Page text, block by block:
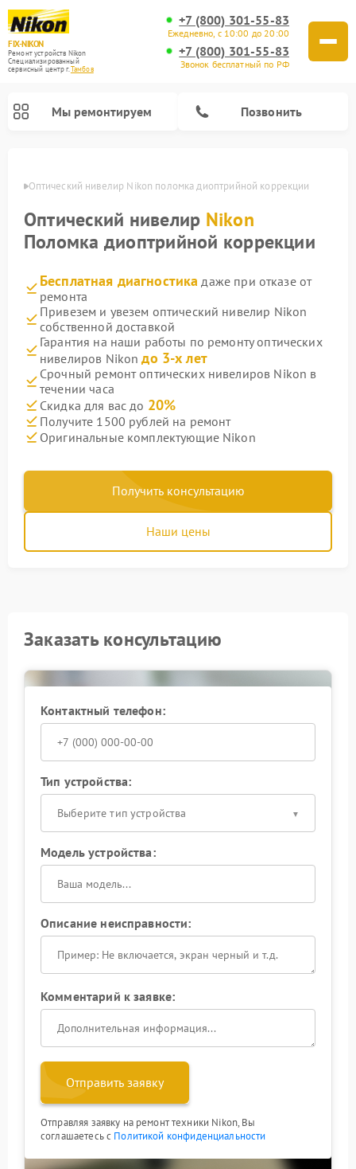
FIX-NIKON
Ремонт устройств Nikon
Специализированный
cервисный центр г.Тамбов
+7 (800) 301-55-83
Ежедневно, с 10:00 до 20:00
+7 (800) 301-55-83
Звонок бесплатный по РФ
Мы ремонтируем Позвонить
Оптический нивелир Nikon поломка диоптрийной коррекции
Оптический нивелир Nikon
Поломка диоптрийной коррекции
Бесплатная диагностика даже при отказе от
ремонта
Привезем и увезем оптический нивелир Nikon
собственной доставкой
Гарантия на наши работы по ремонту оптических
нивелиров Nikonдо 3-х лет
Срочный ремонт оптических нивелиров Nikon в
течении часа
Скидка для вас до 20%
Получите 1500 рублей на ремонт
Оригинальные комплектующие Nikon
Получить консультацию
Наши цены
Заказать консультацию
Контактный телефон:
Тип устройства:
Выберите тип устройства
Модель устройства:
Описание неисправности:
Комментарий к заявке:
Отправить заявку
Отправляя заявку на ремонт техники Nikon, Вы
соглашаетесь с Политикой конфиденциальности